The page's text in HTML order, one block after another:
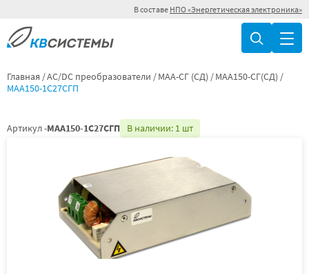
В составе НПО «Энергетическая электроника»
Главная AC/DC преобразователи МАА-СГ (СД)
МАА150-СГ(СД)
МАА150-1С27СГП
Артикул -МАА150-1С27СГП В наличии: 1 шт